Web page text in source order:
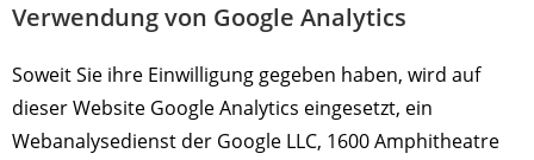
Verwendung von Google Analytics
Soweit Sie ihre Einwilligung gegeben haben, wird auf
dieser Website Google Analytics eingesetzt, ein
Webanalysedienst der Google LLC, 1600 Amphitheatre